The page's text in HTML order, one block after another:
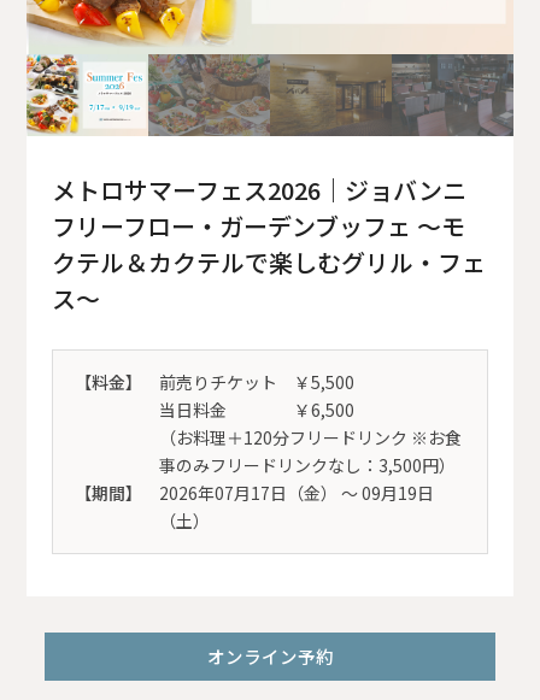
メトロサマーフェス2026｜ジョバンニ
フリーフロー・ガーデンブッフェ ～モ
クテル＆カクテルで楽しむグリル・フェ
ス～
【料金】
前売りチケット ￥5,500
当日料金 ￥6,500
（お料理＋120分フリードリンク ※お食
事のみフリードリンクなし：3,500円）
【期間】
2026年07月17日（金） 〜 09月19日
（土）
オンライン予約